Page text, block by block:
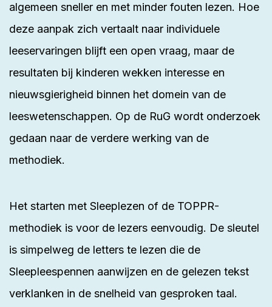
algemeen sneller en met minder fouten lezen. Hoe
deze aanpak zich vertaalt naar individuele
leeservaringen blijft een open vraag, maar de
resultaten bij kinderen wekken interesse en
nieuwsgierigheid binnen het domein van de
leeswetenschappen. Op de RuG wordt onderzoek
gedaan naar de verdere werking van de
methodiek.
Het starten met Sleeplezen of de TOPPR-
methodiek is voor de lezers eenvoudig. De sleutel
is simpelweg de letters te lezen die de
Sleepleespennen aanwijzen en de gelezen tekst
verklanken in de snelheid van gesproken taal.